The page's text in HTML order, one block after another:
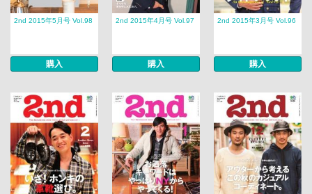
2nd 2015年5月号 Vol.98
購入
2nd 2015年4月号 Vol.97
購入
2nd 2015年3月号 Vol.96
購入